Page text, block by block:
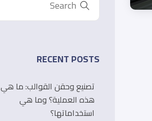
RECENT POSTS
تصنيع وحقن القوالب: ما هي
هذه العملية؟ وما هي
استخداماتها؟